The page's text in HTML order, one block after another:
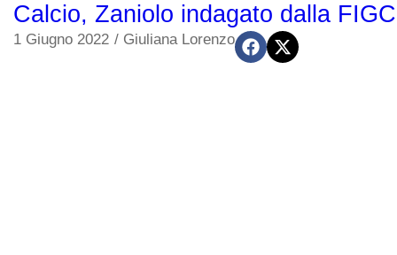
Calcio, Zaniolo indagato dalla
1 Giugno 2022 / Giuliana Lorenzo